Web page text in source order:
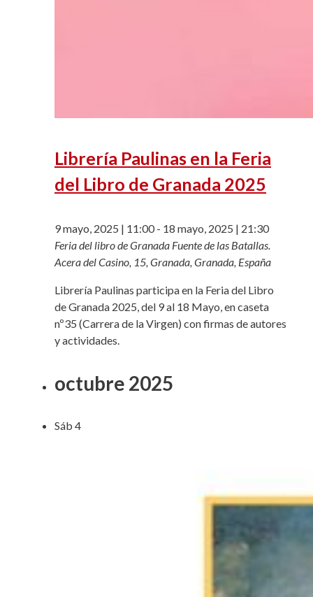
Librería Paulinas en la Feria
del Libro de Granada 2025
9 mayo, 2025 | 11:00- 18 mayo, 2025 | 21:30
Feria del libro de Granada Fuente de las Batallas.
Acera del Casino, 15, Granada, Granada, España
Librería Paulinas participa en la Feria del Libro
de Granada 2025, del 9 al 18 Mayo, en caseta
nº35 (Carrera de la Virgen) con firmas de autores
y actividades.
octubre 2025
Sáb 4